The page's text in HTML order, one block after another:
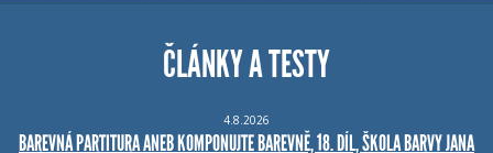
ČLÁNKY A TESTY
4.8.2026
BAREVNÁ PARTITURA ANEB KOMPONUJTE BAREVNĚ, 18. DÍL, ŠKOLA BARVY JANA